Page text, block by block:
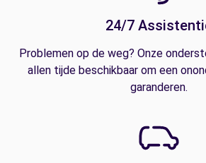
24/7
Problemen op de weg? Onze
allen tijde beschikbaar om een
garanderen.